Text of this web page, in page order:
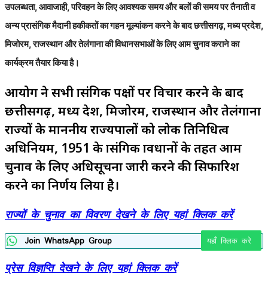
उपलब्धता, आवाजाही, परिवहन के लिए आवश्यक समय और बलों की समय पर तैनाती व
अन्य प्रासंगिक मैदानी हकीकतों का गहन मूल्यांकन करने के बाद छत्तीसगढ़, मध्य प्रदेश,
मिजोरम, राजस्थान और तेलंगाना की विधानसभाओं के लिए आम चुनाव कराने का
कार्यक्रम तैयार किया है।
आयोग ने सभी प्रासंगिक पक्षों पर विचार करने के बाद
छत्तीसगढ़, मध्य प्रदेश, मिजोरम, राजस्थान और तेलंगाना
राज्यों के माननीय राज्यपालों को लोक प्रतिनिधित्व
अधिनियम, 1951 के प्रासंगिक प्रावधानों के तहत आम
चुनाव के लिए अधिसूचना जारी करने की सिफारिश
करने का निर्णय लिया है।
राज्यों के चुनाव का विवरण देखने के लिए यहां क्लिक करें
Join WhatsApp Group यहाँ क्लिक करे
प्रेस विज्ञप्ति देखने के लिए यहां क्लिक करें